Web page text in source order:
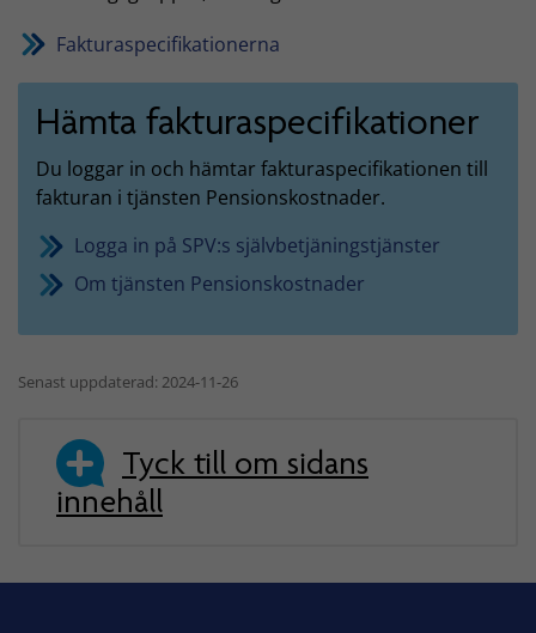
Fakturaspecifikationerna
Hämta fakturaspecifikationer
Du loggar in och hämtar fakturaspecifikationen till
fakturan i tjänsten Pensionskostnader.
Logga in på SPV:s självbetjäningstjänster
Om tjänsten Pensionskostnader
Senast uppdaterad: 2024-11-26
Tyck till om sidans
innehåll